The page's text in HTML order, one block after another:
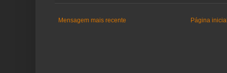
Mensagem mais recente Página